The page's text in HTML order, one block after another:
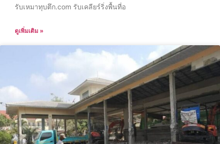
รับเหมาทุบตึก.com รับเคลียร์ริ่งพื้นที่อ
ดูเพิ่มเติม »